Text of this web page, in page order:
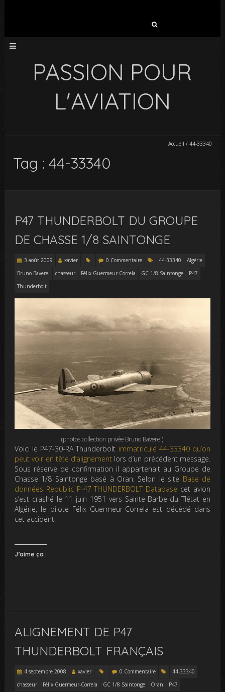
PASSION POUR
L'AVIATION
Accueil / 44-33340
Tag : 44-33340
P47 THUNDERBOLT DU GROUPE
DE CHASSE 1/8 SAINTONGE
3 août 2009 xavier 0 Commentaire 44-33340
Algérie
Bruno Baverel
chasseur Félix Guermeur-Correla GC 1/8 Saintonge
P47
Thunderbolt
(photos collection privée Bruno Baverel)
Voici le P47-30-RA Thunderbolt immatriculé 44-33340 qu’on
peut voir en tête d’alignement lors d’un précédent message.
Sous réserve de confirmation il appartenait au Groupe de
Chasse 1/8 Saintonge basé à Oran. Selon le site Base de
données Republic P-47 THUNDERBOLT Database cet avion
s’est crashé le 11 juin 1951 vers Sainte-Barbe du Tlétat en
Algérie, le pilote Félix Guermeur-Correla est décédé dans
cet accident.
J’aime ça :
ALIGNEMENT DE P47
THUNDERBOLT FRANÇAIS
4 septembre 2008 xavier 0 Commentaire
44-33340
chasseur
Félix Guermeur-Correla GC 1/8 Saintonge Oran
P47